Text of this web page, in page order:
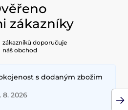
zákazníky
zákazníků doporučuje
náš obchod
s dodaným zbožim
8. 2026